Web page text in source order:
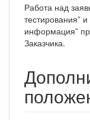
Работа над
тестирования”
информация”
Заказчика.